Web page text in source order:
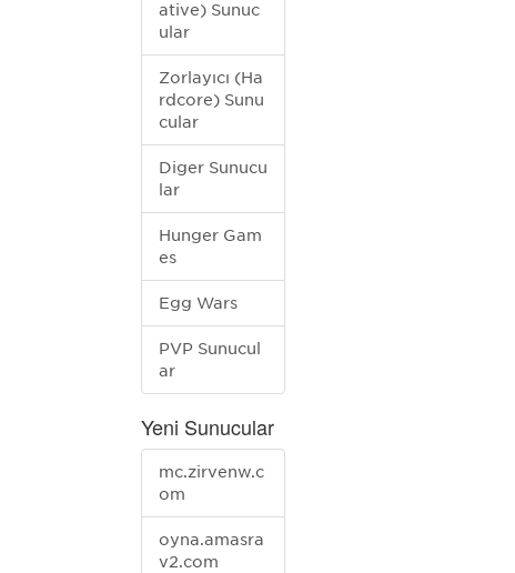
ative) Sunuc
ular
Zorlayıcı (Ha
rdcore) Sunu
cular
Diğer Sunucu
lar
Hunger Gam
es
Egg Wars
PVP Sunucul
ar
Yeni Sunucular
mc.zirvenw.c
om
oyna.amasra
v2.com